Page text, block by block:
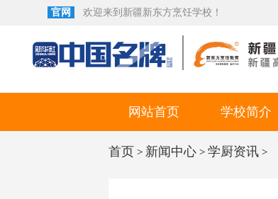
官网 欢迎来到新疆新东方烹饪学校！
网站首页 学校简介
首页 > 新闻中心> 学厨资讯>